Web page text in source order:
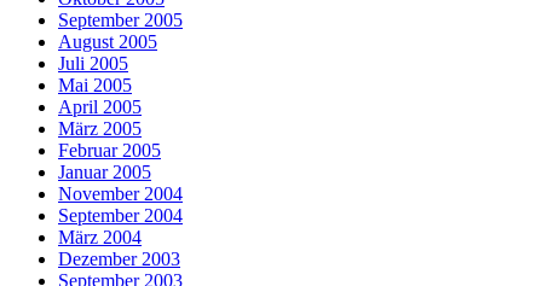
September 2005
August 2005
Juli 2005
Mai 2005
April 2005
März 2005
Februar 2005
Januar 2005
November 2004
September 2004
März 2004
Dezember 2003
September 2003